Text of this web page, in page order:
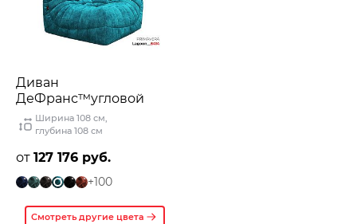
Диван
ДеФранс™️угловой
Ширина 108 см,
глубина 108 см
от 127 176 руб.
+100
Смотреть другие цвета